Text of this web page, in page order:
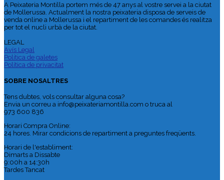
A Peixateria Montilla portem més de 47 anys al vostre servei a la ciutat
de Mollerussa. Actualment la nostra peixateria disposa de serveis de
venda online a Mollerussa i el repartiment de les comandes és realitza
per tot el nucli urbà de la ciutat.
LEGAL
Avís Legal
Política de galetes
Política de privacitat
SOBRE NOSALTRES
Tens dubtes, vols consultar alguna cosa?
Envia un correu a info@peixateriamontilla.com o truca al
973 600 836
Horari Compra Online:
24 hores. Mirar condicions de repartiment a preguntes freqüents.
Horari de l'establiment:
Dimarts a Dissabte
9:00h a 14:30h
Tardes Tancat